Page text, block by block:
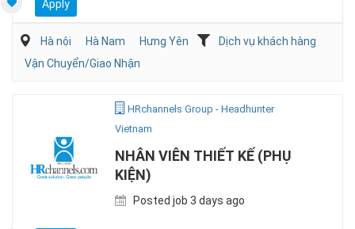
Apply
Hà nội Hà Nam Hưng Yên
Dịch vụ khách hàng
Vận Chuyển/Giao Nhận
HRchannels Group - Headhunter
Vietnam
NHÂN VIÊN THIẾT KẾ (PHỤ
KIỆN)
Posted job 3 days ago